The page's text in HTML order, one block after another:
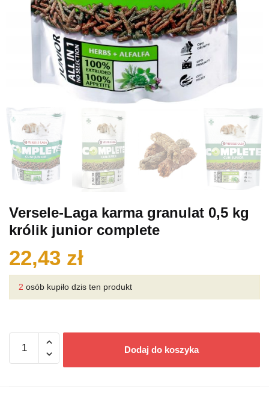
Versele-Laga karma granulat 0,5 kg
królik junior complete
22,43 zł
2 osób kupiło dzis ten produkt
Versele-
Dodaj do koszyka